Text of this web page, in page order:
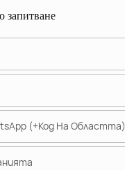
запитване
(+Код На Областта)